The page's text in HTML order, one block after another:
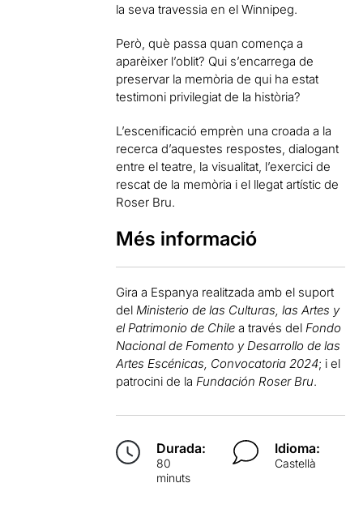
la seva travessia en el Winnipeg.
Però, què passa quan comença a
aparèixer l’oblit? Qui s’encarrega de
preservar la memòria de qui ha estat
testimoni privilegiat de la història?
L’escenificació emprèn una croada a la
recerca d’aquestes respostes, dialogant
entre el teatre, la visualitat, l’exercici de
rescat de la memòria i el llegat artístic de
Roser Bru.
Més informació
Gira a Espanya realitzada amb el suport
delMinisterio de las Culturas, las Artes y
el Patrimonio de Chile a través delFondo
Nacional de Fomento y Desarrollo de las
Artes Escénicas, Convocatoria 2024; i el
patrocini de laFundación Roser Bru.
Durada:
80
minuts
Idioma:
Castellà